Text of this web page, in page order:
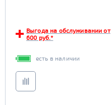
Выгода на обслуживании от
600 руб.*
есть в наличии